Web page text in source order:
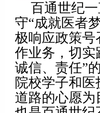
百通世纪
守“成就医者
极响应政策
作业务，切实
诚信、责任”
院校学子和
道路的心愿